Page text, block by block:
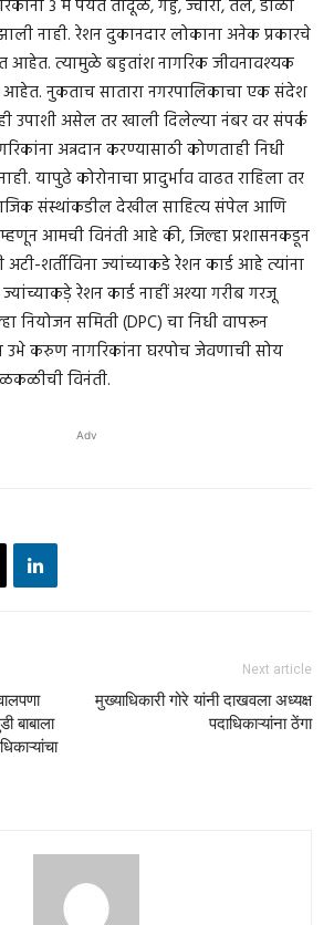
३ मे पर्यंत तांदूळ, गहु, ज्वारी, तेल, डाळी
नाही. रेशन दुकानदार लोकाना अनेक प्रकारचे
आहेत. त्यामुळे बहुतांश नागरिक जीवनावश्यक
आहेत. नुकताच सातारा नगरपालिकाचा एक संदेश
उपाशी असेल तर खाली दिलेल्या नंबर वर संपर्क
अन्नदान करण्यासाठी कोणताही निधी
यापुढे कोरोनाचा प्रादुर्भाव वाढत राहिला तर
संस्थांकडील देखील साहित्य संपेल आणि
आमची विनंती आहे की, जिल्हा प्रशासनकडून
अटी-शर्तीविना ज्यांच्याकडे रेशन कार्ड आहे त्यांना
रेशन कार्ड नाहीं अश्या गरीब गरजू
नियोजन समिती (DPC) चा निधी वापरून
उभे करुण नागरिकांना घरपोच जेवणाची सोय
विनंती.
Adv
बाबाला
Next article
मुख्याधिकारी गोरे यांनी दाखवला अध्यक्ष
पदाधिकाऱ्यांना ठेंगा